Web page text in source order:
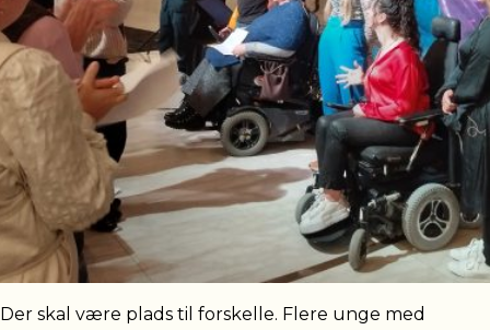
Der skal være plads til forskelle. Flere unge med